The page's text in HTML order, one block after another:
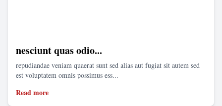
nesciunt quas odio...
repudiandae veniam quaerat sunt sed alias aut fugiat sit autem sed
est voluptatem omnis possimus ess...
Read more